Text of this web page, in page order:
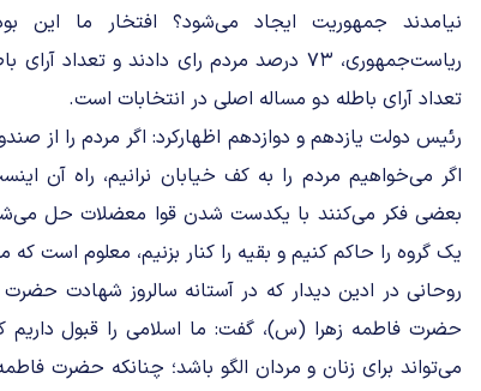
نیامدند جمهوریت ایجاد می‌شود؟ افتخار ما این
ریاست‌جمهوری، ۷۳ درصد مردم رای دادند و
تعداد آرای باطله دو مساله اصلی در انتخابات است.
رئیس دولت‌ یازدهم و دوازدهم اظهارکرد: اگر مردم را از
اگر می‌خواهیم مردم را به کف خیابان نرانیم، راه آن
بعضی فکر می‌کنند با یکدست شدن قوا معضلات حل
یک گروه را حاکم کنیم و بقیه را کنار بزنیم، معلوم است
روحانی در ادین دیدار که در آستانه سالروز شهادت
حضرت فاطمه زهرا (س)، گفت: ما اسلامی را قبول
می‌تواند برای زنان و مردان الگو باشد؛ چنانکه حضرت